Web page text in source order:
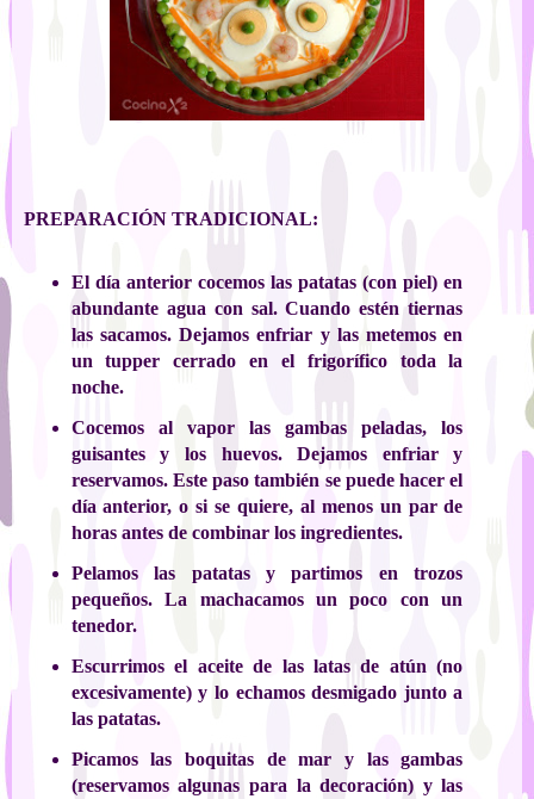
PREPARACIÓN TRADICIONAL:
El día anterior cocemos las patatas (con piel) en
abundante agua con sal. Cuando estén tiernas
las sacamos. Dejamos enfriar y las metemos en
un tupper cerrado en el frigorífico toda la
noche.
Cocemos al vapor las gambas peladas, los
guisantes y los huevos. Dejamos enfriar y
reservamos. Este paso también se puede hacer el
día anterior, o si se quiere, al menos un par de
horas antes de combinar los ingredientes.
Pelamos las patatas y partimos en trozos
pequeños. La machacamos un poco con un
tenedor.
Escurrimos el aceite de las latas de atún (no
excesivamente) y lo echamos desmigado junto a
las patatas.
Picamos las boquitas de mar y las gambas
(reservamos algunas para la decoración) y las